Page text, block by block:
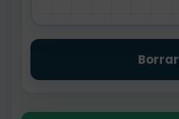
Borrar